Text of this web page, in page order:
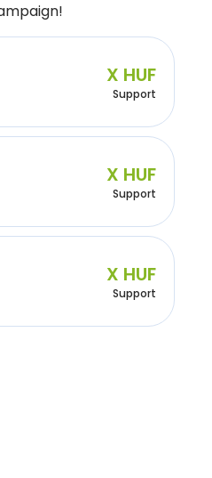
X HUF
Support
X HUF
Support
X HUF
Support